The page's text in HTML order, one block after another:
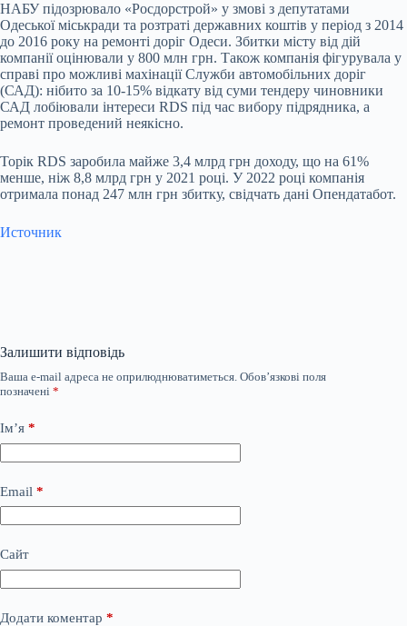
НАБУ підозрювало «Росдорстрой» у змові з депутатами
Одеської міськради та розтраті державних коштів у період з 2014
до 2016 року на ремонті доріг Одеси. Збитки місту від дій
компанії оцінювали у 800 млн грн. Також компанія фігурувала у
справі про можливі махінації Служби автомобільних доріг
(САД): нібито за 10-15% відкату від суми тендеру чиновники
САД лобіювали інтереси RDS під час вибору підрядника, а
ремонт проведений неякісно.
Торік RDS заробила майже 3,4 млрд грн доходу, що на 61%
менше, ніж 8,8 млрд грн у 2021 році. У 2022 році компанія
отримала понад 247 млн грн збитку, свідчать дані Опендатабот.
Источник
Залишити відповідь
Ваша e-mail адреса не оприлюднюватиметься. Обов’язкові поля
позначені *
Ім’я *
Email *
Сайт
Додати коментар *